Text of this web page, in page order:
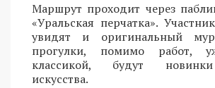
Маршрут проходит через
«Уральская перчатка».
увидят и оригинальный
прогулки, помимо работ,
классикой, будут
искусства.